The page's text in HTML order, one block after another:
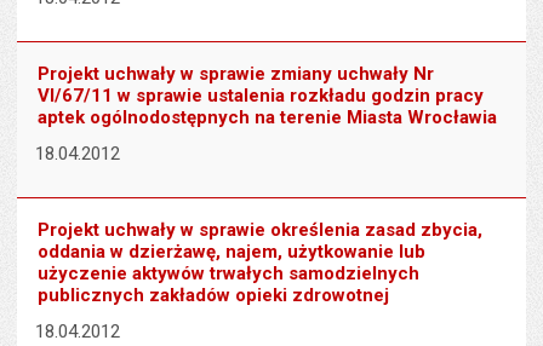
Projekt uchwały w sprawie zmiany uchwały Nr
VI/67/11 w sprawie ustalenia rozkładu godzin pracy
aptek ogólnodostępnych na terenie Miasta Wrocławia
18.04.2012
Projekt uchwały w sprawie określenia zasad zbycia,
oddania w dzierżawę, najem, użytkowanie lub
użyczenie aktywów trwałych samodzielnych
publicznych zakładów opieki zdrowotnej
18.04.2012